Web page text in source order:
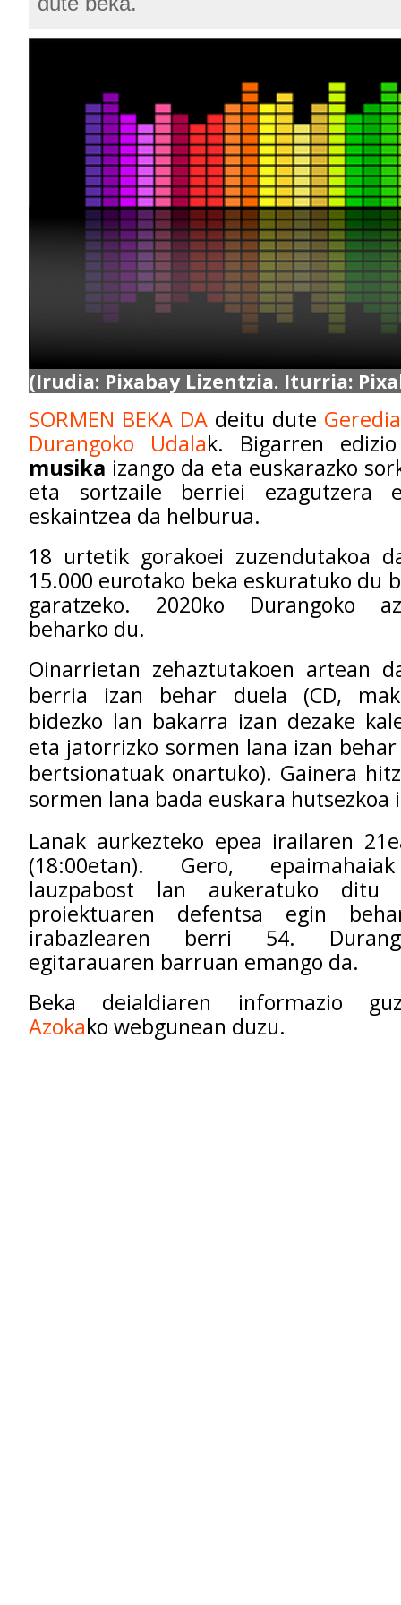
(Irudia: Pixabay Lizentzia. Iturria:
SORMEN BEKA DAdeitu dute
Durangoko Udalak. Bigarren
musika izango da eta euskarazko
eta sortzaile berriei ezagutzera
eskaintzea da helburua.
18 urtetik gorakoei zuzendutakoa
15.000 eurotako beka eskuratuko du
garatzeko. 2020ko Durangoko
beharko du.
Oinarrietan zehaztutakoen artean
berria izan behar duela (CD,
bidezko lan bakarra izan dezake
eta jatorrizko sormen lana izan
bertsionatuak onartuko). Gainera
sormen lana bada euskara hutsezkoa
Lanak aurkezteko epea irailaren
(18:00etan). Gero,
lauzpabost lan aukeratuko ditu
proiektuaren defentsa egin
irabazlearen berri 54.
egitarauaren barruan emango da.
Beka deialdiaren informazio
Azokako webgunean duzu.